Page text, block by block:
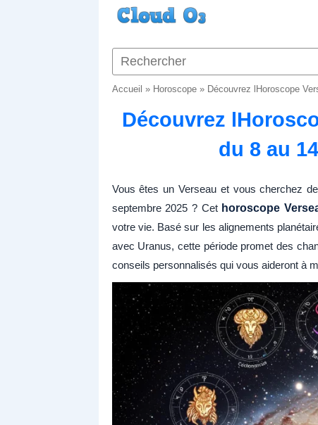
Accueil » Horoscope» Découvrez lHoroscope
Découvrez
du 8 au
Vous êtes un Verseau et vous cherchez
septembre 2025 ? Cet horoscope
votre vie. Basé sur les alignements
avec Uranus, cette période promet des
conseils personnalisés qui vous aideront à